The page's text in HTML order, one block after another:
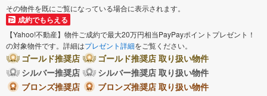
その物件を既にご覧になっている場合に表示されます。
成約でもらえる
【Yahoo!不動産】物件ご成約で最大20万円相当PayPayポイントプレゼント！
の対象物件です。詳細はプレゼント詳細をご覧ください。
ゴールド推奨店
ゴールド推奨店 取り扱い物件
シルバー推奨店
シルバー推奨店 取り扱い物件
ブロンズ推奨店
ブロンズ推奨店 取り扱い物件